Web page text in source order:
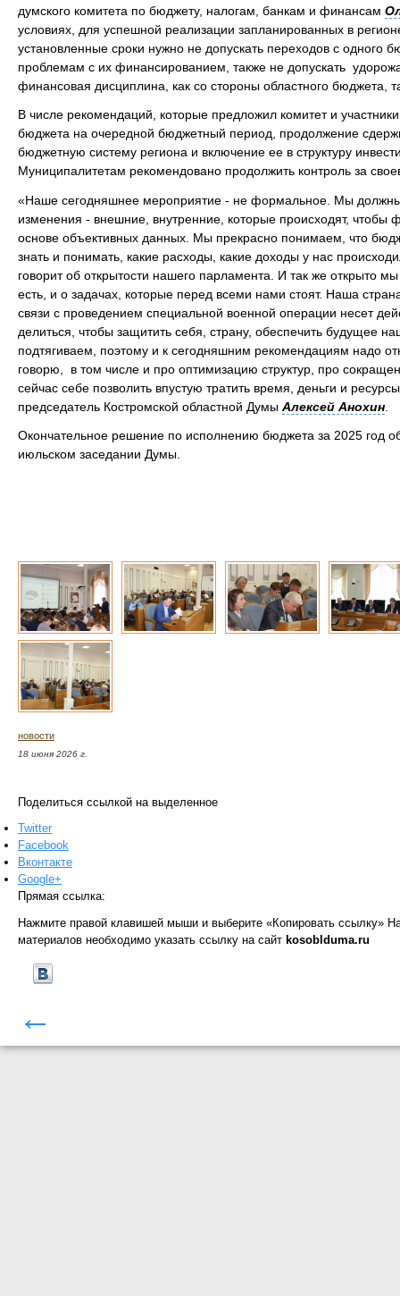
думского комитета по бюджету, налогам, банкам и финансам
условиях, для успешной реализации запланированных в
установленные сроки нужно не допускать переходов с одного
проблемам с их финансированием, также не допускать
финансовая дисциплина, как со стороны областного бюджета,
В числе рекомендаций, которые предложил комитет и
бюджета на очередной бюджетный период, продолжение
бюджетную систему региона и включение ее в структуру
Муниципалитетам рекомендовано продолжить контроль за
«Наше сегодняшнее мероприятие - не формальное. Мы должны
изменения - внешние, внутренние, которые происходят,
основе объективных данных. Мы прекрасно понимаем, что
знать и понимать, какие расходы, какие доходы у нас
говорит об открытости нашего парламента. И так же открыто
есть, и о задачах, которые перед всеми нами стоят. Наша
связи с проведением специальной военной операции несет
делиться, чтобы защитить себя, страну, обеспечить будущее
подтягиваем, поэтому и к сегодняшним рекомендациям надо
говорю, в том числе и про оптимизацию структур, про
сейчас себе позволить впустую тратить время, деньги и
председатель Костромской областной Думы Алексей Анохин
Окончательное решение по исполнению бюджета за 2025 год
июльском заседании Думы.
новости
18 июня 2026 г.
Поделиться ссылкой на выделенное
Twitter
Facebook
Вконтакте
Google+
Прямая ссылка:
Нажмите правой клавишей мыши и выберите «Копировать ссылку»
материалов необходимо указать ссылку на сайт kosoblduma.ru
←